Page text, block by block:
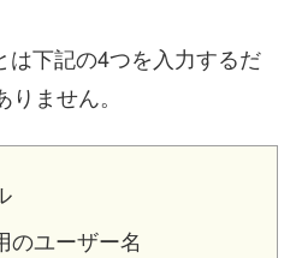
は下記の4つを入力するだ
ません。
のユーザー名